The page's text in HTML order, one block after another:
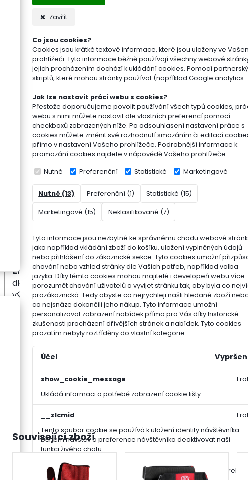
Zavřít
Co jsou cookies?
Cookies jsou krátké textové informace, které jsou uloženy ve
prohlížeči. Tyto informace běžně používají všechny webové
jejich procházením dochází k ukládání cookies. Pomocí
skriptů, které mohou stránky používat (například Google analytics
Jak lze nastavit práci webu s cookies?
Přestože doporučujeme povolit používání všech typů cookies,
webu s nimi můžete nastavit dle vlastních preferencí pomocí
checkboxů zobrazených níže. Po odsouhlasení nastavení práce s
cookies můžete změnit své rozhodnutí smazáním či editací
přímo v nastavení Vašeho prohlížeče. Podrobnější informace k
promazání cookies najdete v nápovědě Vašeho prohlížeče.
Nutné Preferenční Statistické Marketingové
Nutné (13) Preferenční (1) Statistické (15)
Marketingové (15) Neklasifikované (7)
Tyto informace jsou nezbytné ke správnému chodu webové
jako například vkládání zboží do košíku, uložení vyplněných údajů
nebo přihlášení do zákaznické sekce. Tyto cookies umožní
chování nebo vzhled stránky dle Vašich potřeb, například volba
jazyka. Díky těmto cookies mohou majitelé i developeři webu více
porozumět chování uživatelů a vyvijet stránku tak, aby byla co
prozákaznická. Tedy abyste co nejrychleji našli hledané zboží
co nejsnáze dokončili jeho nákup. Tyto informace umožní
personalizovat zobrazení nabídek přímo pro Vás díky historické
zkušenosti procházení dřívějších stránek a nabídek. Tyto cookies
prozatím nebyly roztříděny do vlastní kategorie.
Účel
show_cookie_message
Ukládá informaci o potřebě zobrazení cookie lišty
1
__zlcmid
Tento soubor cookie se používá k uložení identity návštěvníka
během návštěv a preference návštěvníka deaktivovat naši
funkci živého chatu.
1
__cfruid
relace
ergonomická rukojeť z jasanového dřeva s FSC certifikací
kožený řemínek pro zavěšení a pohodlné skladování
vhodné pro všechny typy půdy
Technické údaje:
délka: 305 mm
šířka / hloubka nástroje: 30 mm
hmotnost: 225 g
materiál: kovaná bórová ocel, jasanové dřevo (FSC)
kypření půdy, zapracování
záhonů
Značka FELCO je renomovaný výrobce profesionálního
dlouhou životností a ergonomickým designem. Nástroje
výkon a spolehlivost při každodenním používání, a
vybavení pro hobby i profesionální zahradníky.
Délka:
305 mm
Materiál:
Údaje o výrobci:
FELCO SA, Rue des Mélèzes 4,
Související zboží